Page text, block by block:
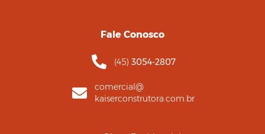
Fale Conosco
(45) 3054-2807
comercial@
kaiserconstrutora.com.br